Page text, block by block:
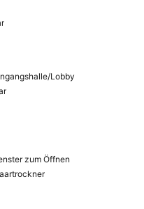
Lobby
zum Öffnen